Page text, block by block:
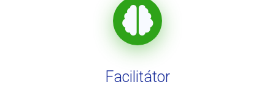
Facilitátor